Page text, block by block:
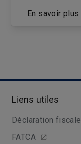
En savoir plus
Liens utiles
Déclaration fiscale
FATCA